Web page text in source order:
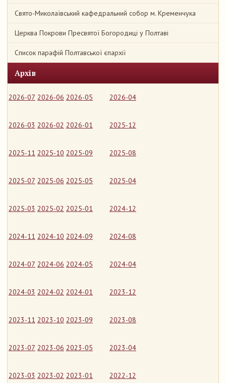
Свято-Миколаївський кафедральний собор м. Кременчука
Церква Покрови Пресвятої Богородиці у Полтаві
Список парафій Полтавської єпархії
Архів
2026-07 2026-06 2026-05 2026-04
2026-03 2026-02 2026-01 2025-12
2025-11 2025-10 2025-09 2025-08
2025-07 2025-06 2025-05 2025-04
2025-03 2025-02 2025-01 2024-12
2024-11 2024-10 2024-09 2024-08
2024-07 2024-06 2024-05 2024-04
2024-03 2024-02 2024-01 2023-12
2023-11 2023-10 2023-09 2023-08
2023-07 2023-06 2023-05 2023-04
2023-03 2023-02 2023-01 2022-12